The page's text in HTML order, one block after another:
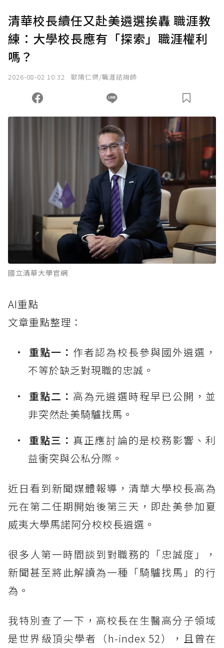
清華校長續任又赴美遴選挨轟 職涯教
練：大學校長應有「探索」職涯權利
嗎？
2026-08-02 10:32 歐陽仁傑/職涯諮詢師
國立清華大學官網
AI重點
文章重點整理：
重點一： 作者認為校長參與國外遴選，
不等於缺乏對現職的忠誠。
重點二： 高為元遴選時程早已公開，並
非突然赴美騎驢找馬。
重點三： 真正應討論的是校務影響、利
益衝突與公私分際。
近日看到新聞媒體報導，清華大學校長高為
元在第二任期開始後第三天，即赴美參加夏
威夷大學馬諾阿分校校長遴選。
很多人第一時間談到對職務的「忠誠度」，
新聞甚至將此解讀為一種「騎驢找馬」的行
為。
我特別查了一下，高校長在生醫高分子領域
是世界級頂尖學者（h-index 52），且曾在